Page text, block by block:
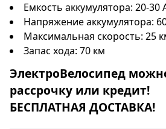
Емкость аккумулятора: 20-30
Напряжение аккумулятора:
Максимальная скорость: 25
Запас хода: 70 км
ЭлектроВелосипед
рассрочку или кредит!
БЕСПЛАТНАЯ ДОСТАВКА!